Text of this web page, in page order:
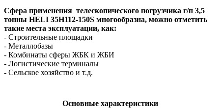
Сфера применения телескопического погрузчика г/п 3,5
тонны HELI 35H112-150S многообразна, можно отметить
такие места эксплуатации, как:
- Строительные площадки
- Металлобазы
- Комбинаты сферы ЖБК и ЖБИ
- Логистические терминалы
- Сельское хозяйство и т.д.
Основные характеристики